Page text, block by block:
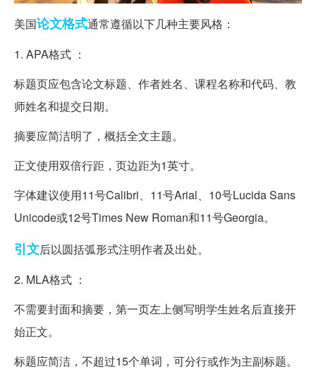
美国论文格式通常遵循以下几种主要风格：
1. APA格式 ：
标题页应包含论文标题、作者姓名、课程名称和代码、教
师姓名和提交日期。
摘要应简洁明了，概括全文主题。
正文使用双倍行距，页边距为1英寸。
字体建议使用11号Calibri、11号Arial、10号Lucida Sans
Unicode或12号Times New Roman和11号Georgia。
引文后以圆括弧形式注明作者及出处。
2. MLA格式 ：
不需要封面和摘要，第一页左上侧写明学生姓名后直接开
始正文。
标题应简洁，不超过15个单词，可分行或作为主副标题。